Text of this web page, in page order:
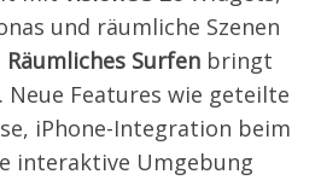
und räumliche Szenen
Räumliches Surfenbringt
Neue Features wie geteilte
iPhone-Integration beim
interaktive Umgebung